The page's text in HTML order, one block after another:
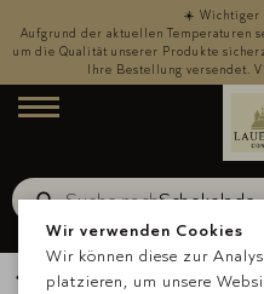
☀️ Wichtiger
Aufgrund der aktuellen Temperaturen
um die Qualität unserer Produkte
Ihre Bestellung versendet.
Menü
Suche nachSchokolade
Zurück zur Übersicht
Wir verwenden Cookies
Wir können diese zur
platzieren, um unsere